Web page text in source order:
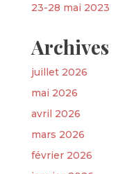
23-28 mai 2023
Archives
juillet 2026
mai 2026
avril 2026
mars 2026
février 2026